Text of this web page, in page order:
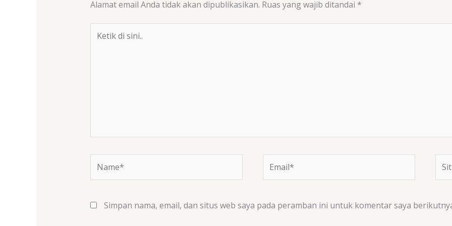
Alamat email Anda tidak akan dipublikasikan. Ruas yang wajib ditandai *
Web
Simpan nama, email, dan situs web saya pada peramban ini untuk komentar saya